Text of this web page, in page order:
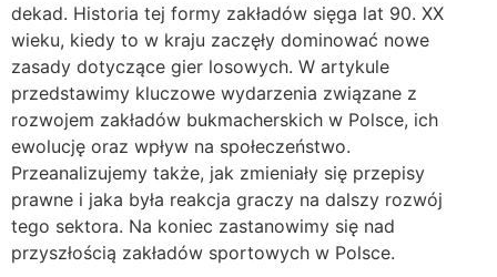
dekad. Historia tej formy zakładów sięga lat 90. XX
wieku, kiedy to w kraju zaczęły dominować nowe
zasady dotyczące gier losowych. W artykule
przedstawimy kluczowe wydarzenia związane z
rozwojem zakładów bukmacherskich w Polsce, ich
ewolucję oraz wpływ na społeczeństwo.
Przeanalizujemy także, jak zmieniały się przepisy
prawne i jaka była reakcja graczy na dalszy rozwój
tego sektora. Na koniec zastanowimy się nad
przyszłością zakładów sportowych w Polsce.